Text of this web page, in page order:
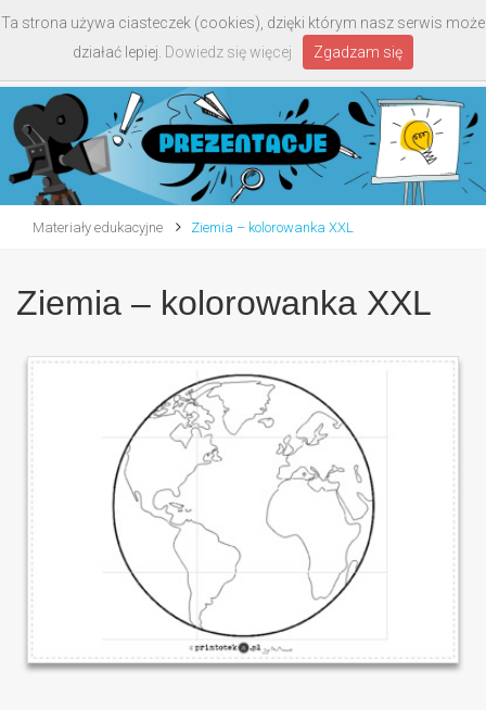
Materiały edukacyjne Ziemia – kolorowanka XXL
Ziemia – kolorowanka XXL
Ta strona używa ciasteczek (cookies), dzięki którym nasz serwis może
działać lepiej. Dowiedz się więcej Zgadzam się